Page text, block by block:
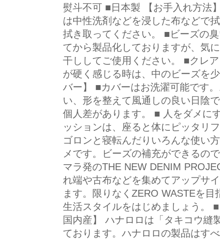
熨斗不可 ■日本製 【お手入れ方法
は中性洗剤などを浸した布などで
拭き取ってください。 ■ビーズの
てから製品化しておりますが、気
干ししてご使用ください。 ■クレ
が硬く感じる時は、中のビーズを
バー】 ■カバーはお洗濯可能です
い、形を整えて風通しの良い日陰
個人差があります。 ■ 人をダメに
ッションは、座ると体にピッタリ
ゴロンと寝転んだりいろんな使い
メです。ビーズの補充ができるの
マラ発のTHE NEW DENIM
れ端や古布などを集めてアップサ
ます。限りなくZERO WASTEを
生活スタイルをはじめましょう。
国内産】 ハナロロは「タキコウ縫
ております。ハナロロの製品はす